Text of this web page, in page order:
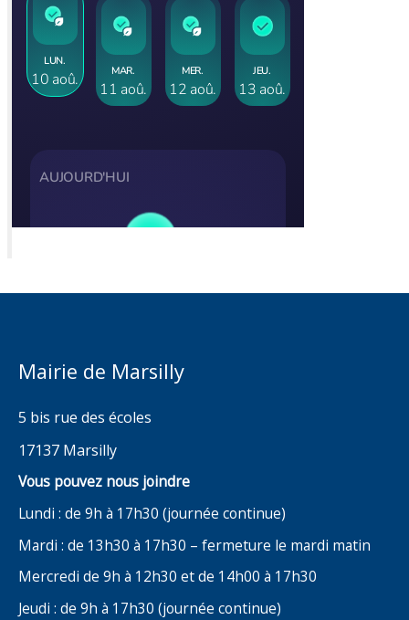
Mairie de Marsilly
5 bis rue des écoles
17137 Marsilly
Vous pouvez nous joindre
Lundi : de 9h à 17h30 (journée continue)
Mardi : de 13h30 à 17h30 – fermeture le mardi matin
Mercredi de 9h à 12h30 et de 14h00 à 17h30
Jeudi : de 9h à 17h30 (journée continue)